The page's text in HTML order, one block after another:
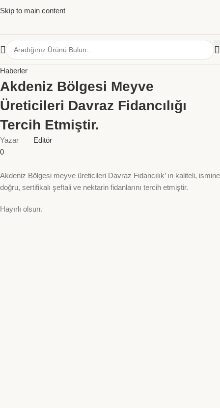
Skip to main content
Haberler
Akdeniz Bölgesi Meyve
Üreticileri Davraz Fidancılığı
Tercih Etmiştir.
Yazar
Editör
0
Akdeniz Bölgesi meyve üreticileri Davraz Fidancılık’ ın kaliteli, ismine
doğru, sertifikalı şeftali ve nektarin fidanlarını tercih etmiştir.
Hayırlı olsun.